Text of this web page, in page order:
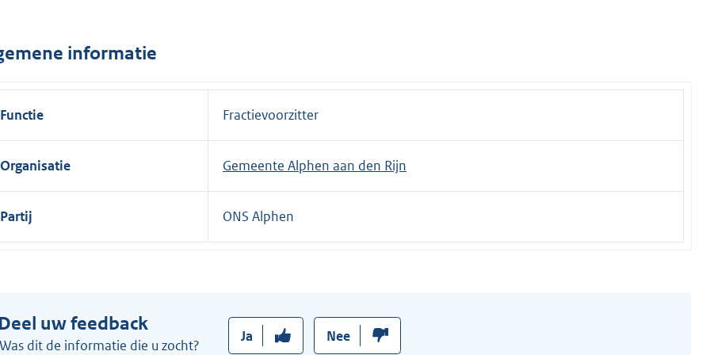
l
n
:
informatie
Functie Fractievoorzitter
Organisatie Gemeente Alphen aan den Rijn
Partij ONS Alphen
uw feedback
Was dit de informatie die u zocht?
Ja Nee